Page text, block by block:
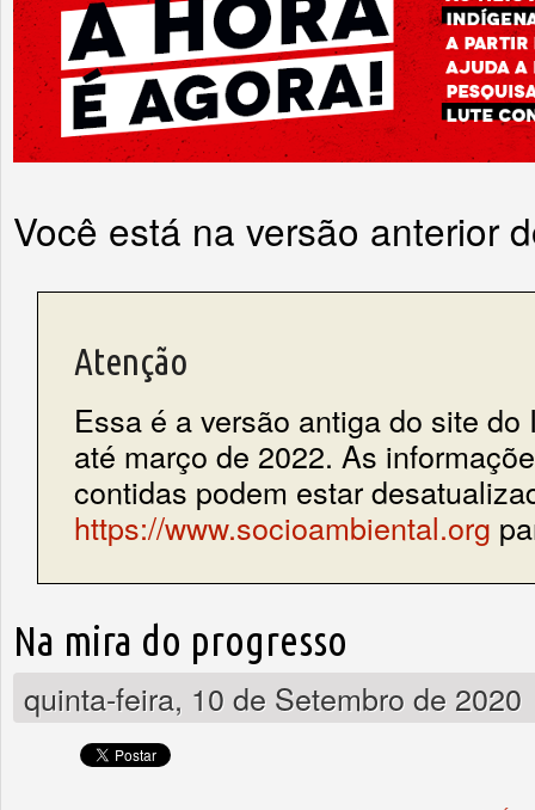
Você está na versão anterior
Atenção
Essa é a versão antiga do site do
até março de 2022. As
contidas podem estar
https://www.socioambiental.org
Na mira do progresso
quinta-feira, 10 de Setembro de 2020